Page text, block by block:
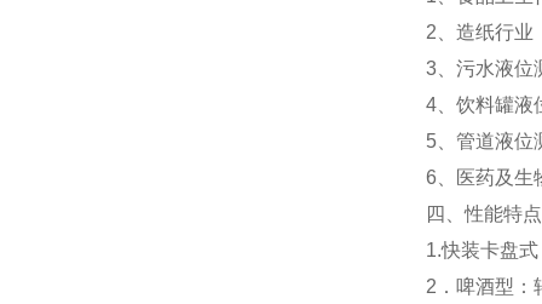
2、造纸行业
3、污水液位
4、饮料罐液
5、管道液位
6、医药及生
四、性能特
1.快装卡盘
2．啤酒型：